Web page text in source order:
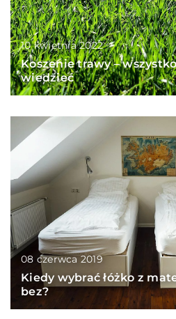
10 kwietnia 2022
Koszenie trawy –
wiedzieć
08 czerwca 2019
Kiedy wybrać łóżko z
bez?